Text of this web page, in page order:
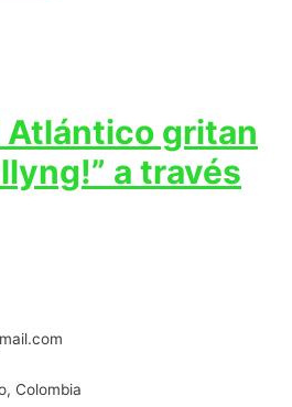
Atlántico gritan
a través
Colombia